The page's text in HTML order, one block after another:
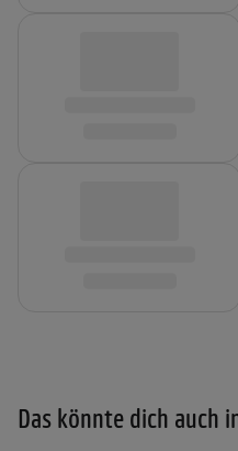
Das könnte dich auch